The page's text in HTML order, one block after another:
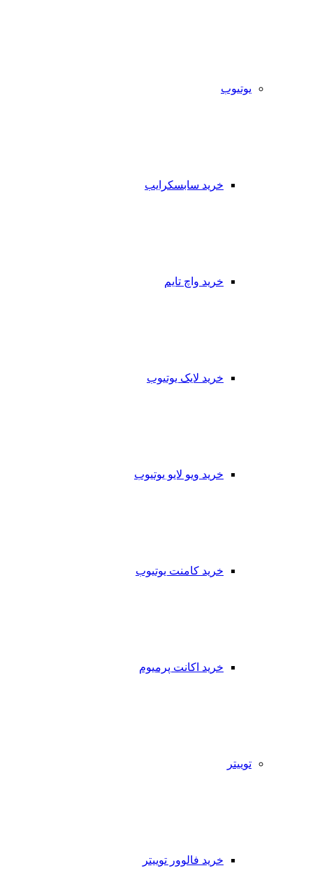
یوتیوب
خرید سابسکرایب
خرید واچ تایم
خرید لایک یوتیوب
خرید ویو لایو یوتیوب
خرید کامنت یوتیوب
خرید اکانت پرمیوم
توییتر
خرید فالوور توییتر